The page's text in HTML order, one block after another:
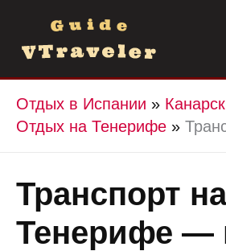
содержимому
Отдых в Испании »
Отдых на Тенерифе »
Транспорт на
Тенерифе —